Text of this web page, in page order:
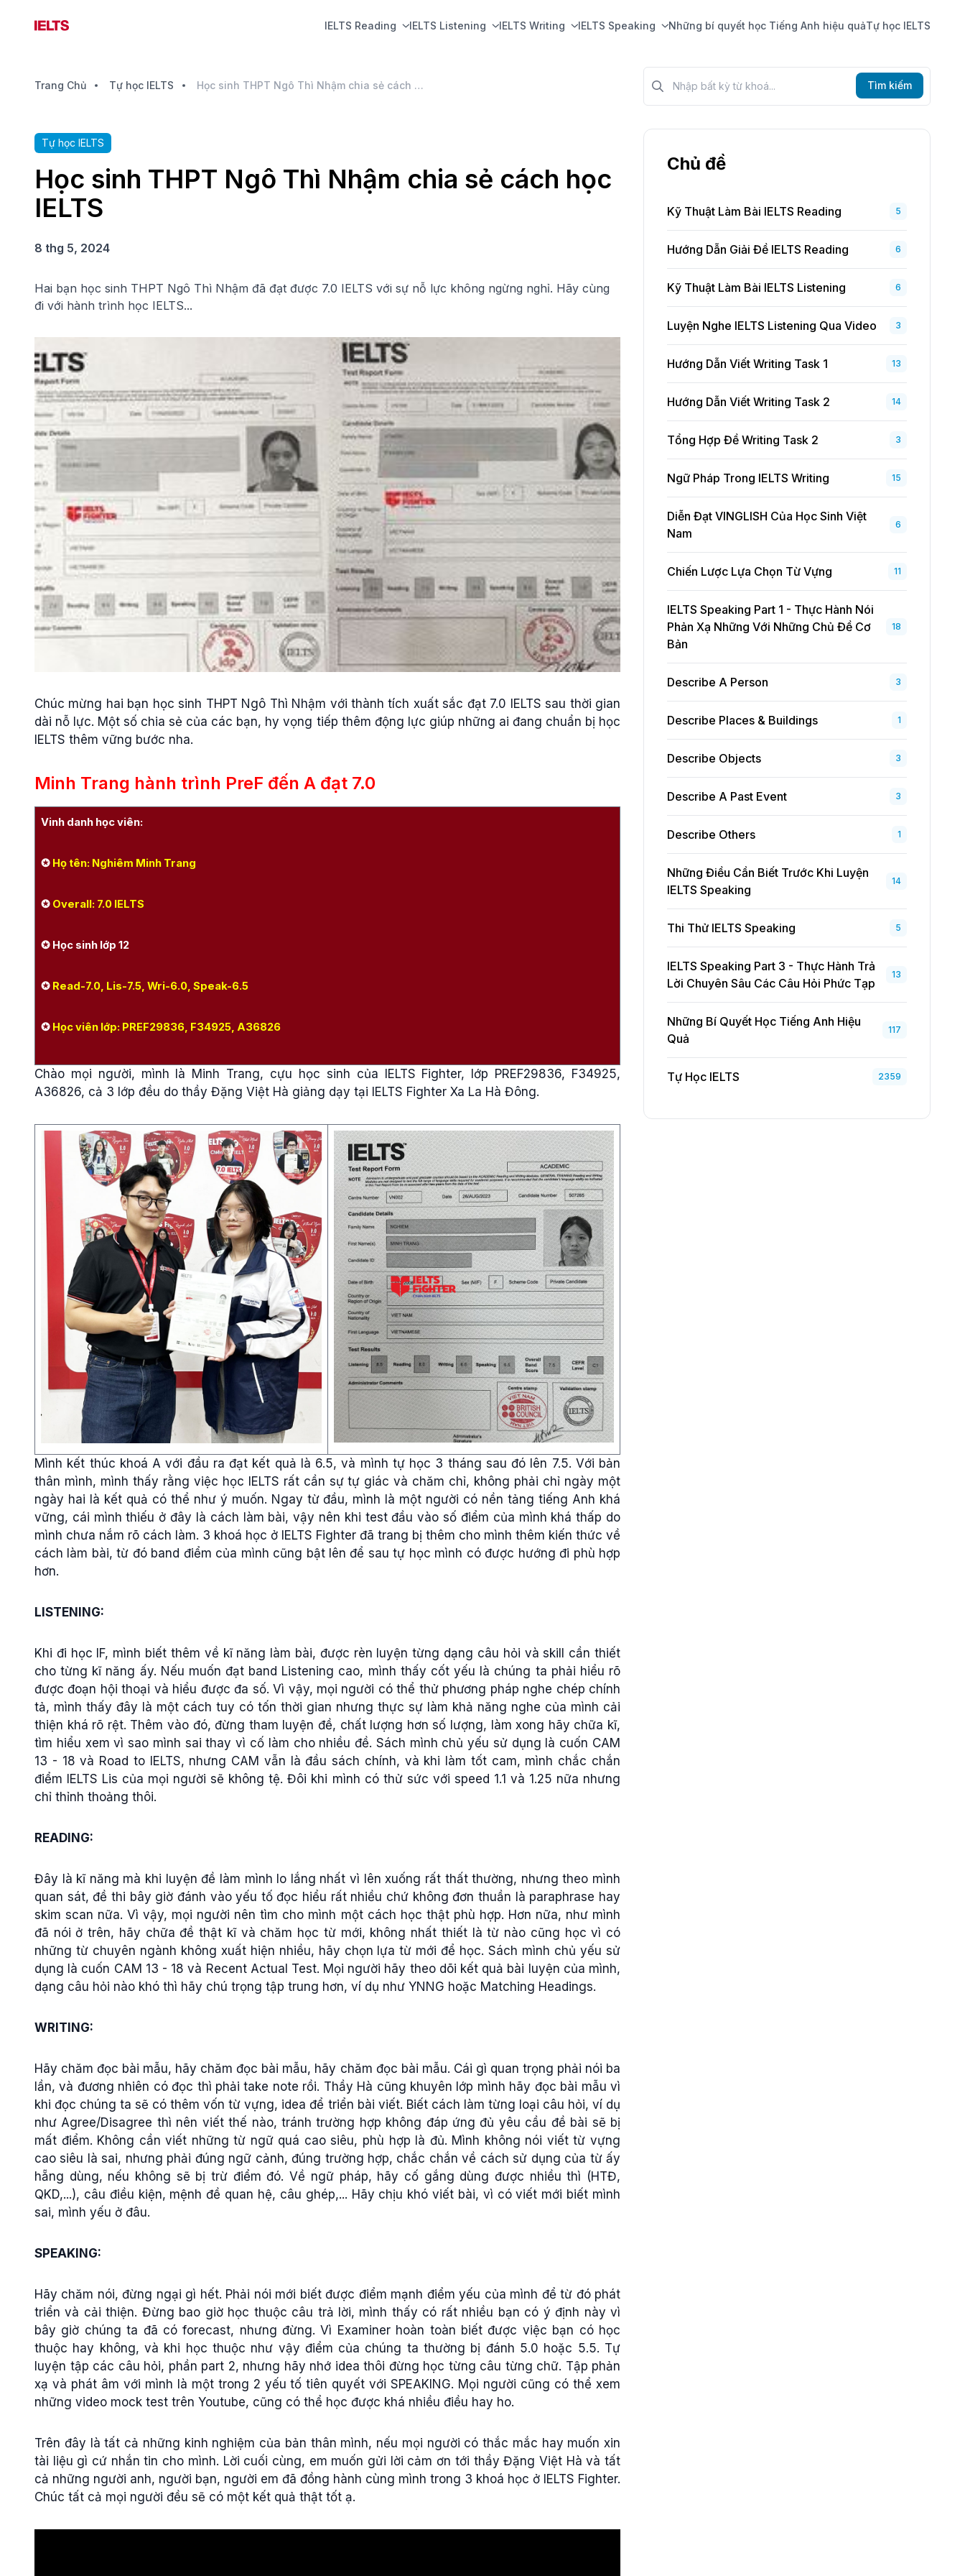
IELTS Reading IELTS Listening IELTS Writing IELTS Speaking Những bí quyết học Tiếng Anh hiệu quảTự học IELTS
Trang Chủ Tự học IELTS Học sinh THPT Ngô Thì Nhậm chia sẻ cách học IELTS
Tự học IELTS
Học sinh THPT Ngô Thì Nhậm chia sẻ cách học
IELTS
8 thg 5, 2024
Hai bạn học sinh THPT Ngô Thì Nhậm đã đạt được 7.0 IELTS với sự nỗ lực không ngừng nghỉ. Hãy cùng
đi với hành trình học IELTS...
Chúc mừng hai bạn học sinh THPT Ngô Thì Nhậm với thành tích xuất sắc đạt 7.0 IELTS sau thời gian
dài nỗ lực. Một số chia sẻ của các bạn, hy vọng tiếp thêm động lực giúp những ai đang chuẩn bị học
IELTS thêm vững bước nha.
Minh Trang hành trình PreF đến A đạt 7.0
Vinh danh học viên:
✪ Họ tên: Nghiêm Minh Trang
✪ Overall: 7.0 IELTS
✪ Học sinh lớp 12
✪ Read-7.0, Lis-7.5, Wri-6.0, Speak-6.5
✪ Học viên lớp: PREF29836, F34925, A36826
Chào mọi người, mình là Minh Trang, cựu học sinh của IELTS Fighter, lớp PREF29836, F34925,
A36826, cả 3 lớp đều do thầy Đặng Việt Hà giảng dạy tại IELTS Fighter Xa La Hà Đông.
Mình kết thúc khoá A với đầu ra đạt kết quả là 6.5, và mình tự học 3 tháng sau đó lên 7.5. Với bản
thân mình, mình thấy rằng việc học IELTS rất cần sự tự giác và chăm chỉ, không phải chỉ ngày một
ngày hai là kết quả có thể như ý muốn. Ngay từ đầu, mình là một người có nền tảng tiếng Anh khá
vững, cái mình thiếu ở đây là cách làm bài, vậy nên khi test đầu vào số điểm của mình khá thấp do
mình chưa nắm rõ cách làm. 3 khoá học ở IELTS Fighter đã trang bị thêm cho mình thêm kiến thức về
cách làm bài, từ đó band điểm của mình cũng bật lên để sau tự học mình có được hướng đi phù hợp
hơn.
LISTENING:
Khi đi học IF, mình biết thêm về kĩ năng làm bài, được rèn luyện từng dạng câu hỏi và skill cần thiết
cho từng kĩ năng ấy. Nếu muốn đạt band Listening cao, mình thấy cốt yếu là chúng ta phải hiểu rõ
được đoạn hội thoại và hiểu được đa số. Vì vậy, mọi người có thể thử phương pháp nghe chép chính
tả, mình thấy đây là một cách tuy có tốn thời gian nhưng thực sự làm khả năng nghe của mình cải
thiện khá rõ rệt. Thêm vào đó, đừng tham luyện đề, chất lượng hơn số lượng, làm xong hãy chữa kĩ,
tìm hiểu xem vì sao mình sai thay vì cố làm cho nhiều đề. Sách mình chủ yếu sử dụng là cuốn CAM
13 - 18 và Road to IELTS, nhưng CAM vẫn là đầu sách chính, và khi làm tốt cam, mình chắc chắn
điểm IELTS Lis của mọi người sẽ không tệ. Đôi khi mình có thử sức với speed 1.1 và 1.25 nữa nhưng
chỉ thỉnh thoảng thôi.
READING:
Đây là kĩ năng mà khi luyện đề làm mình lo lắng nhất vì lên xuống rất thất thường, nhưng theo mình
quan sát, đề thi bây giờ đánh vào yếu tố đọc hiểu rất nhiều chứ không đơn thuần là paraphrase hay
skim scan nữa. Vì vậy, mọi người nên tìm cho mình một cách học thật phù hợp. Hơn nữa, như mình
đã nói ở trên, hãy chữa đề thật kĩ và chăm học từ mới, không nhất thiết là từ nào cũng học vì có
những từ chuyên ngành không xuất hiện nhiều, hãy chọn lựa từ mới để học. Sách mình chủ yếu sử
dụng là cuốn CAM 13 - 18 và Recent Actual Test. Mọi người hãy theo dõi kết quả bài luyện của mình,
dạng câu hỏi nào khó thì hãy chú trọng tập trung hơn, ví dụ như YNNG hoặc Matching Headings.
WRITING:
Hãy chăm đọc bài mẫu, hãy chăm đọc bài mẫu, hãy chăm đọc bài mẫu. Cái gì quan trọng phải nói ba
lần, và đương nhiên có đọc thì phải take note rồi. Thầy Hà cũng khuyên lớp mình hãy đọc bài mẫu vì
khi đọc chúng ta sẽ có thêm vốn từ vựng, idea để triển bài viết. Biết cách làm từng loại câu hỏi, ví dụ
như Agree/Disagree thì nên viết thế nào, tránh trường hợp không đáp ứng đủ yêu cầu đề bài sẽ bị
mất điểm. Không cần viết những từ ngữ quá cao siêu, phù hợp là đủ. Mình không nói viết từ vựng
cao siêu là sai, nhưng phải đúng ngữ cảnh, đúng trường hợp, chắc chắn về cách sử dụng của từ ấy
hẵng dùng, nếu không sẽ bị trừ điểm đó. Về ngữ pháp, hãy cố gắng dùng được nhiều thì (HTĐ,
QKD,...), câu điều kiện, mệnh đề quan hệ, câu ghép,... Hãy chịu khó viết bài, vì có viết mới biết mình
sai, mình yếu ở đâu.
SPEAKING:
Hãy chăm nói, đừng ngại gì hết. Phải nói mới biết được điểm mạnh điểm yếu của mình để từ đó phát
triển và cải thiện. Đừng bao giờ học thuộc câu trả lời, mình thấy có rất nhiều bạn có ý định này vì
bây giờ chúng ta đã có forecast, nhưng đừng. Vì Examiner hoàn toàn biết được việc bạn có học
thuộc hay không, và khi học thuộc như vậy điểm của chúng ta thường bị đánh 5.0 hoặc 5.5. Tự
luyện tập các câu hỏi, phần part 2, nhưng hãy nhớ idea thôi đừng học từng câu từng chữ. Tập phản
xạ và phát âm với mình là một trong 2 yếu tố tiên quyết với SPEAKING. Mọi người cũng có thể xem
những video mock test trên Youtube, cũng có thể học được khá nhiều điều hay ho.
Trên đây là tất cả những kinh nghiệm của bản thân mình, nếu mọi người có thắc mắc hay muốn xin
tài liệu gì cứ nhắn tin cho mình. Lời cuối cùng, em muốn gửi lời cảm ơn tới thầy Đặng Việt Hà và tất
cả những người anh, người bạn, người em đã đồng hành cùng mình trong 3 khoá học ở IELTS Fighter.
Chúc tất cả mọi người đều sẽ có một kết quả thật tốt ạ.
Tìm kiếm?>
Tìm kiếm
Chủ đề
Kỹ Thuật Làm Bài IELTS Reading 5
Hướng Dẫn Giải Đề IELTS Reading 6
Kỹ Thuật Làm Bài IELTS Listening 6
Luyện Nghe IELTS Listening Qua Video 3
Hướng Dẫn Viết Writing Task 1 13
Hướng Dẫn Viết Writing Task 2 14
Tổng Hợp Đề Writing Task 2 3
Ngữ Pháp Trong IELTS Writing 15
Diễn Đạt VINGLISH Của Học Sinh Việt
Nam
6
Chiến Lược Lựa Chọn Từ Vựng 11
IELTS Speaking Part 1 - Thực Hành Nói
Phản Xạ Những Với Những Chủ Đề Cơ
Bản
18
Describe A Person 3
Describe Places & Buildings 1
Describe Objects 3
Describe A Past Event 3
Describe Others 1
Những Điều Cần Biết Trước Khi Luyện
IELTS Speaking
14
Thi Thử IELTS Speaking 5
IELTS Speaking Part 3 - Thực Hành Trả
Lời Chuyên Sâu Các Câu Hỏi Phức Tạp
13
Những Bí Quyết Học Tiếng Anh Hiệu
Quả
117
Tự Học IELTS 2359